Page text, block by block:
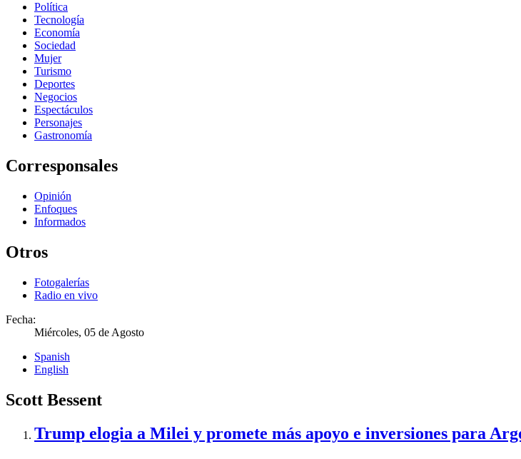
Política
Tecnología
Economía
Sociedad
Mujer
Turismo
Deportes
Negocios
Espectáculos
Personajes
Gastronomía
Corresponsales
Opinión
Enfoques
Informados
Otros
Fotogalerías
Radio en vivo
Fecha:
Miércoles, 05 de Agosto
Spanish
English
Scott Bessent
Trump elogia a Milei y promete más apoyo e inversiones para